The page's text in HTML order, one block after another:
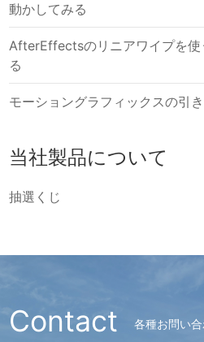
動かしてみる
AfterEffectsのリニアワイプを
る
モーショングラフィックスの引
当社製品について
抽選くじ
Contact 各種お問い